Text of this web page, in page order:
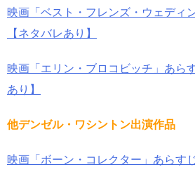
映画「ベスト・フレンズ・ウェディ
【ネタバレあり】
映画「エリン・ブロコビッチ」あら
あり】
他デンゼル・ワシントン出演作品
映画「ボーン・コレクター」あらす